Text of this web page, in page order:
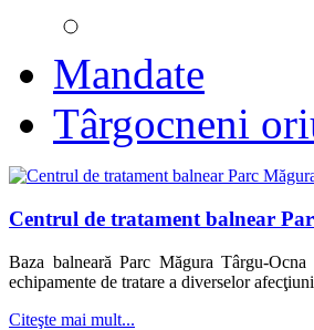
Mandate
Târgocneni
Centrul de tratament balnear
Baza balneară Parc Măgura Târgu-
echipamente de tratare a diverselor
Citeşte mai mult...